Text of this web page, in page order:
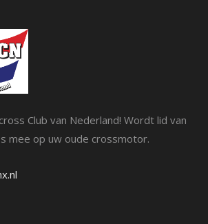
Club van Nederland! Wordt lid van
mee op uw oude crossmotor.